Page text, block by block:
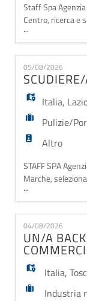
Staff Spa
Centro, ricerca e
per nostro cliente
Africano (Roma).
dell'assistenza a
con un contratto
proroga in base
...
05/08/2026
Italia,
Pulizie/
Altro
STAFF SPA
Marche,
SCUDIERE/A La
prevalentemente
della pulizia
della distribuzione
operative
...
04/08/2026
UN/A
Italia,
Industria